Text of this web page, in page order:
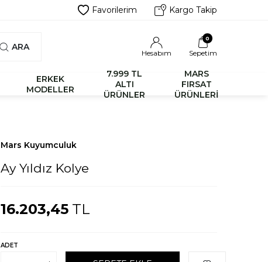
Favorilerim Kargo Takip
ARA
Hesabım
0
Sepetim
ERKEK
MODELLER
7.999 TL
ALTI
ÜRÜNLER
MARS
FIRSAT
ÜRÜNLERİ
Mars Kuyumculuk
Ay Yıldız Kolye
16.203,45 TL
ADET